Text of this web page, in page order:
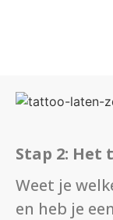
Stap 2:
Weet je
en heb je